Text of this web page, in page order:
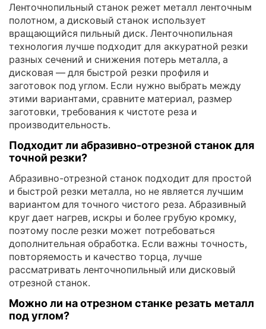
Ленточнопильный станок режет металл ленточным
полотном, а дисковый станок использует
вращающийся пильный диск. Ленточнопильная
технология лучше подходит для аккуратной резки
разных сечений и снижения потерь металла, а
дисковая — для быстрой резки профиля и
заготовок под углом. Если нужно выбрать между
этими вариантами, сравните материал, размер
заготовки, требования к чистоте реза и
производительность.
Подходит ли абразивно-отрезной станок для
точной резки?
Абразивно-отрезной станок подходит для простой
и быстрой резки металла, но не является лучшим
вариантом для точного чистого реза. Абразивный
круг дает нагрев, искры и более грубую кромку,
поэтому после резки может потребоваться
дополнительная обработка. Если важны точность,
повторяемость и качество торца, лучше
рассматривать ленточнопильный или дисковый
отрезной станок.
Можно ли на отрезном станке резать металл
под углом?